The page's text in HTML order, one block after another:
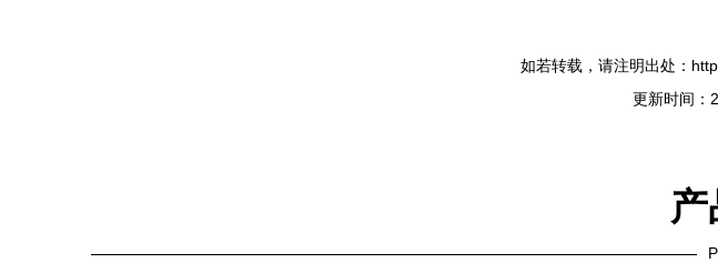
如若转载，请注明出处：
更新时间：